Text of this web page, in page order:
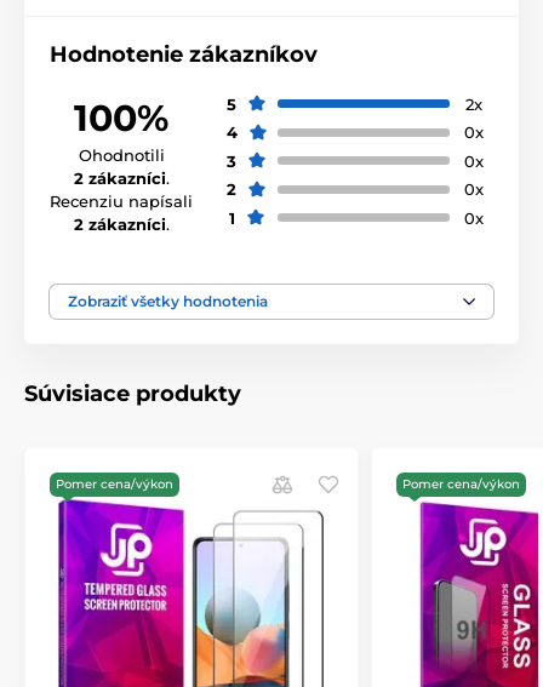
Hodnotenie zákazníkov
100%
Ohodnotili
2 zákazníci.
Recenziu napísali
2 zákazníci.
5
2x
4
0x
3
0x
2
0x
1
0x
Zobraziť všetky hodnotenia
Súvisiace produkty
Pomer cena/výkon Pomer cena/výkon